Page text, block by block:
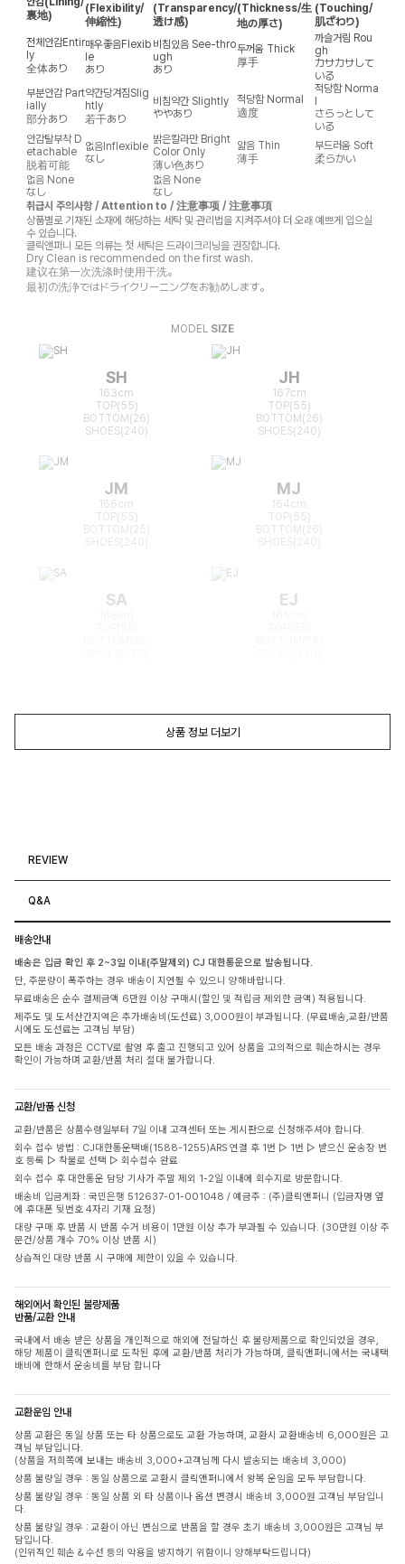
裏地)
(Flexibility/
伸縮性)
(Transparency/
透け感)
(Thickness/生
地の厚さ)
(Touching/
肌ざわり)
전체안감Entir
ly
全体あり
매우좋음Flexib
le
あり
비침있음 See-thro
ugh
あり
두꺼움 Thick
厚手
까슬거림 Rou
gh
カサカサして
いる
부분안감 Part
ially
部分あり
약간당겨짐Slig
htly
若干あり
비침약간 Slightly
ややあり
적당함 Normal
適度
적당함 Norma
さらっとして
いる
안감탈부착 D
etachable
脱着可能
없음 Inflexible
なし
밝은칼라만 Bright
Color Only
薄い色あり
얇음 Thin
薄手
부드러움 Soft
柔らかい
없음 None
なし
없음 None
なし
취급시 주의사항 / Attention to / 注意事项 / 注意事項
상품별로 기재된 소재에 해당하는 세탁 및 관리법을 지켜주셔야 더 오래 예쁘게 입으실
수 있습니다.
클릭앤퍼니 모든 의류는 첫 세탁은 드라이크리닝을 권장합니다.
Dry Clean is recommended on the first wash.
建议在第一次洗涤时使用干洗。
最初の洗浄ではドライクリーニングをお勧めします。
MODEL SIZE
SH
163cm
TOP(55)
BOTTOM(26)
SHOES(240)
JH
167cm
TOP(55)
BOTTOM(26)
SHOES(240)
JM
166cm
TOP(55)
BOTTOM(25)
MJ
164cm
TOP(55)
BOTTOM(26)
SA EJ
상품 정보 더보기
REVIEW
Q&A
배송안내
배송은 입금 확인 후 2~3일 이내(주말제외) CJ 대한통운으로 발송됩니다.
단, 주문량이 폭주하는 경우 배송이 지연될 수 있으니 양해바랍니다.
무료배송은 순수 결제금액 6만원 이상 구매시(할인 및 적립금 제외한 금액) 적용됩니다.
제주도 및 도서산간지역은 추가배송비(도선료) 3,000원이 부과됩니다. (무료배송,교환/반품
시에도 도선료는 고객님 부담)
모든 배송 과정은 CCTV로 촬영 후 출고 진행되고 있어 상품을 고의적으로 훼손하시는 경우
확인이 가능하며 교환/반품 처리 절대 불가합니다.
교환/반품 신청
교환/반품은 상품수령일부터 7일 이내 고객센터 또는 게시판으로 신청해주셔야 합니다.
회수 접수 방법 : CJ대한통운택배(1588-1255)ARS 연결 후 1번 ▷ 1번 ▷ 받으신 운송장 번
호 등록 ▷ 착불로 선택 ▷ 회수접수 완료
회수 접수 후 대한통운 담당 기사가 주말 제외 1-2일 이내에 회수지로 방문합니다.
배송비 입금계좌 : 국민은행 512637-01-001048 / 예금주 : (주)클릭앤퍼니 (입금자명 옆
에 휴대폰 뒷번호 4자리 기재 요청)
대량 구매 후 반품 시 반품 수거 비용이 1만원 이상 추가 부과될 수 있습니다. (30만원 이상 주
문건/상품 개수 70% 이상 반품 시)
상습적인 대량 반품 시 구매에 제한이 있을 수 있습니다.
해외에서 확인된 불량제품
반품/교환 안내
국내에서 배송 받은 상품을 개인적으로 해외에 전달하신 후 불량제품으로 확인되었을 경우,
해당 제품이 클릭앤퍼니로 도착된 후에 교환/반품 처리가 가능하며, 클릭앤퍼니에서는 국내택
배비에 한해서 운송비를 부담 합니다
교환운임 안내
상품 교환은 동일 상품 또는 타 상품으로도 교환 가능하며, 교환시 교환배송비 6,000원은 고
객님 부담입니다.
(상품을 저희쪽에 보내는 배송비 3,000+고객님께 다시 발송되는 배송비 3,000)
상품 불량일 경우 : 동일 상품으로 교환시 클릭앤퍼니에서 왕복 운임을 모두 부담합니다.
상품 불량일 경우 : 동일 상품 외 타 상품이나 옵션 변경시 배송비 3,000원 고객님 부담입니
다.
상품 불량일 경우 : 교환이 아닌 변심으로 반품을 할 경우 초기 배송비 3,000원은 고객님 부
담입니다.
(인위적인 훼손 & 수선 등의 악용을 방지하기 위함이니 양해부탁드립니다)